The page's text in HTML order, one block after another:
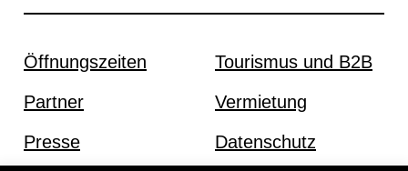
Öffnungszeiten
Partner
Presse
Tourismus und B2B
Vermietung
Datenschutz